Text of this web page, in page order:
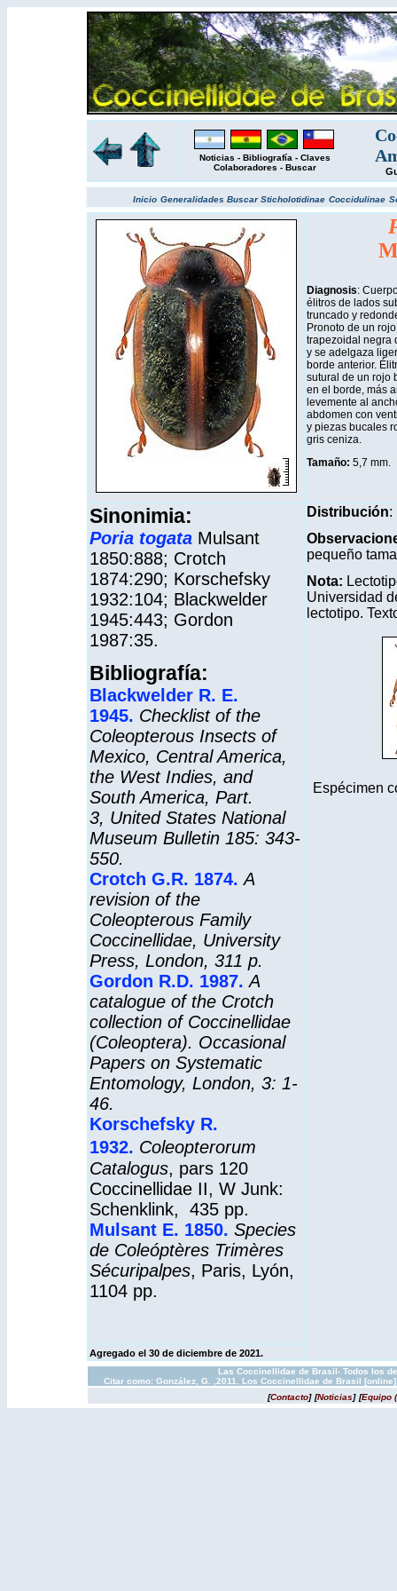
Noticias - Bibliografía - Claves
Colaboradores - Buscar
Inicio Generalidades BuscarSticholotidinae Coccidulinae
Diagnosis:
élitros de lados
truncado y
Pronoto de un
trapezoidal negra
y se adelgaza
borde anterior.
sutural de un rojo
en el borde, más
levemente al
abdomen con
y piezas bucales
gris ceniza.
Tamaño: 5,7 mm.
Sinonimia:
Poria togata Mulsant
1850:888; Crotch
1874:290; Korschefsky
1932:104; Blackwelder
1945:443; Gordon
1987:35.
Bibliografía:
Blackwelder R. E.
1945. Checklist of the
Coleopterous Insects of
Mexico, Central America,
the West Indies, and
South America, Part.
3, United States National
Museum Bulletin 185: 343-
550.
Crotch G.R. 1874. A
revision of the
Coleopterous Family
Coccinellidae, University
Press, London, 311 p.
Gordon R.D. 1987.A
catalogue of the Crotch
collection of Coccinellidae
(Coleoptera). Occasional
Papers on Systematic
Entomology, London, 3: 1-
46.
Korschefsky R.
1932. Coleopterorum
Catalogus, pars 120
Coccinellidae II, W Junk:
Schenklink, 435 pp.
Mulsant E. 1850. Species
de Coleóptères Trimères
Sécuripalpes, Paris, Lyón,
1104 pp.
Distribución:
pequeño
Nota:
Universidad
lectotipo.
Espécimen
Agregado el 30 de diciembre de 2021.
Las Coccinellidae de Brasil- Todos los
Citar como: González, G. ,2011. Los Coccinellidae de Brasil
[Contacto] [Noticias] [Equipo